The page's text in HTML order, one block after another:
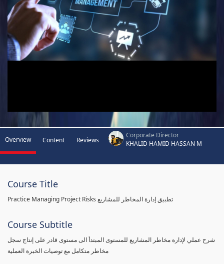
Overview Content Reviews
Corporate Director
KHALID HAMID HASSAN M
Course Title
Practice Managing Project Risks تطبيق إدارة المخاطر للمشاريع
Course Subtitle
شرح عملي لإدارة مخاطر المشاريع للمستوى المبتدأ الى مستوى قادر على إنتاج سجل
مخاطر متكامل مع توصيات الخبرة العملية